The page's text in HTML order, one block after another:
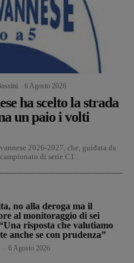
6 Agosto 2026
ha scelto la strada
un paio i volti
2026-2027, che, guidata da
di serie C1...
no alla deroga ma il
al monitoraggio di sei
risposta che valutiamo
anche se con prudenza”
6 Agosto 2026